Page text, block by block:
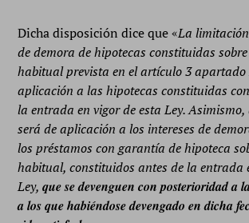
Dicha disposición dice que «La
de demora de hipotecas constituidas
habitual prevista en el artículo 3 apartado
aplicación a las hipotecas constituidas
la entrada en vigor de esta Ley.
será de aplicación a los intereses de
los préstamos con garantía de hipoteca
habitual, constituidos antes de la entrada
Ley,que se devenguen con posterioridad a
a los que habiéndose devengado en dicha